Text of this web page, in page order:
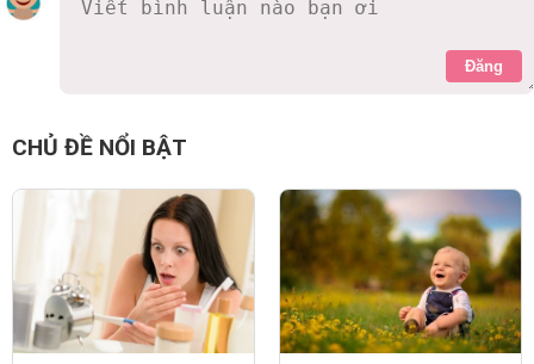
Đăng
CHỦ ĐỀ NỔI BẬT